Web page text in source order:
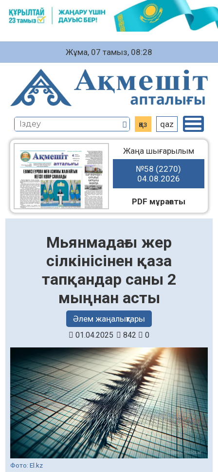
Жұма, 07 тамыз, 08:28
қаз qaz
Жаңа шығарылым
№58 (2270)
04.08.2026
PDF мұрағаты
Мьянмадағы жер
сілкінісінен қаза
тапқандар саны 2
мыңнан асты
Әлем жаңалықтары
01.04.2025 842 0
Фото: El.kz